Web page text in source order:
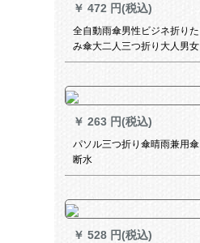
￥ 472 円(税込)
全自動雨傘男性ビジネ折りた
み傘大二人三つ折り大人男女
オープン傘10骨大傘-青
￥ 263 円(税込)
パソル三つ折り傘晴雨兼用傘
断水
￥ 528 円(税込)